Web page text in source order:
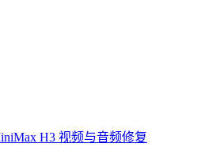
H3 视频与音频修复